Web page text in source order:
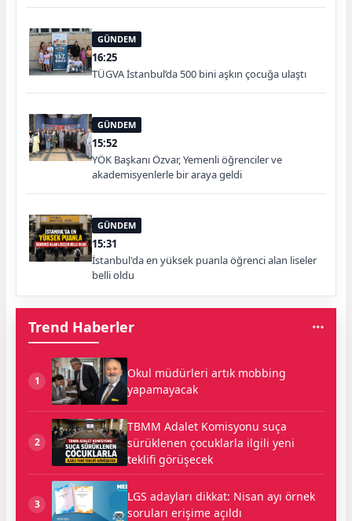
GÜNDEM
16:25
TÜGVA İstanbul’da 500 bini aşkın çocuğa ulaştı
GÜNDEM
15:52
YÖK Başkanı Özvar, Yemenli öğrenciler ve
akademisyenlerle bir araya geldi
GÜNDEM
15:31
İstanbul'da en yüksek puanla öğrenci alan liseler
belli oldu
Trend Haberler
1
Okul müdürleri artık mobbing
yapamayacak
2
TBMM Adalet Komisyonu suça
sürüklenen çocuklarla ilgili yeni
teklifi görüşecek
3
LGS adayları dikkat: Nisan ayı örnek
soruları erişime açıldı